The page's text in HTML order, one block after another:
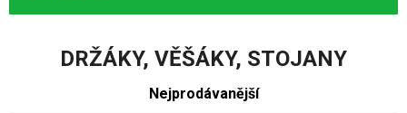
DRŽÁKY, VĚŠÁKY, STOJANY
Nejprodávanější